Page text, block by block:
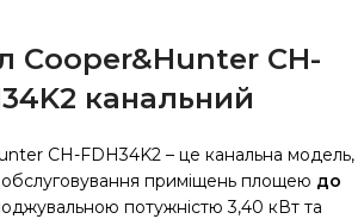
Cooper&Hunter CH-
канальний
CH-FDH34K2 – це канальна модель,
приміщень площею до
потужністю 3,40 кВт та